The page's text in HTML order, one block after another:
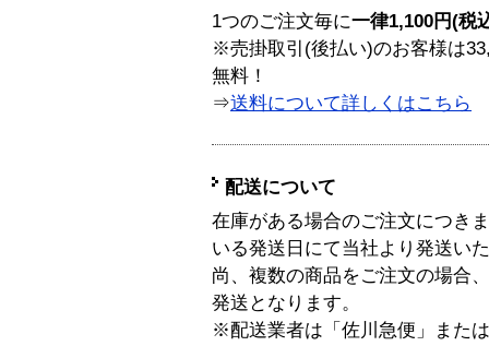
1つのご注文毎に一律1,100円(税
※売掛取引(後払い)のお客様は
無料！
⇒送料について詳しくはこちら
配送について
在庫がある場合のご注文につき
いる発送日にて当社より発送い
尚、複数の商品をご注文の場合
発送となります。
※配送業者は「佐川急便」また